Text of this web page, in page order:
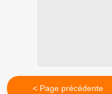
< Page précédente